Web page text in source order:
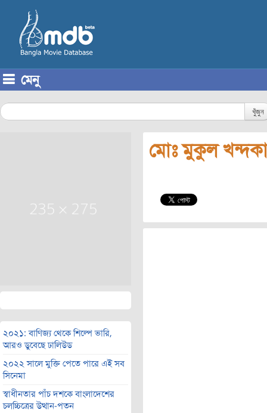
মেনু
খুঁজুন
২০২১: বাণিজ্য থেকে শিল্পে ভারি,
আরও ডুবেছে ঢালিউড
২০২২ সালে মুক্তি পেতে পারে এই সব
সিনেমা
স্বাধীনতার পাঁচ দশকে বাংলাদেশের
চলচ্চিত্রের উত্থান-পতন
মোঃ মুকুল